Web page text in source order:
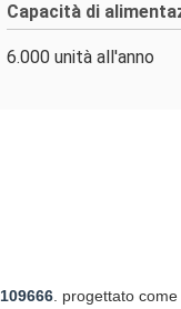
Capacità di
6.000 unità all'anno
. progettato